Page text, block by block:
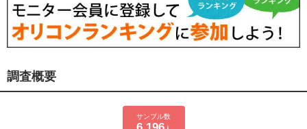
調査概要
サンプル数